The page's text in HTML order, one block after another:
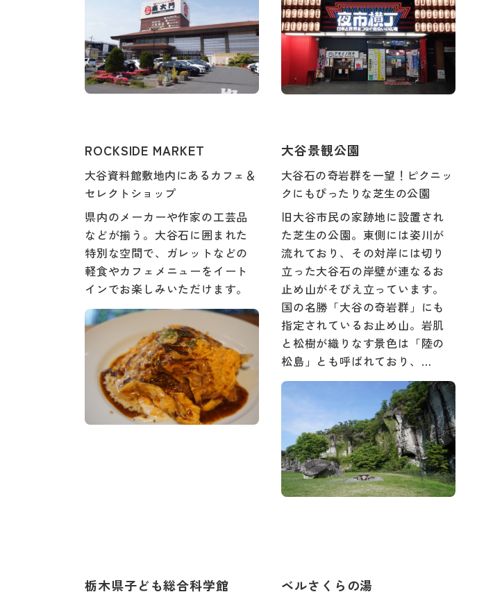
ROCKSIDE MARKET
大谷資料館敷地内にあるカフェ＆
セレクトショップ
県内のメーカーや作家の工芸品
などが揃う。大谷石に囲まれた
特別な空間で、ガレットなどの
軽食やカフェメニューをイート
インでお楽しみいただけます。
大谷景観公園
大谷石の奇岩群を一望！ピクニッ
クにもぴったりな芝生の公園
旧大谷市民の家跡地に設置され
た芝生の公園。東側には姿川が
流れており、その対岸には切り
立った大谷石の岸壁が連なるお
止め山がそびえ立っています。
国の名勝「大谷の奇岩群」にも
指定されているお止め山。岩肌
と松樹が織りなす景色は「陸の
松島」とも呼ばれており、…
栃木県子ども総合科学館 ベルさくらの湯